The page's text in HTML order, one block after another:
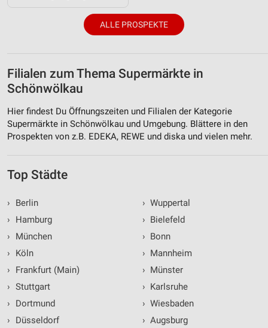
ALLE PROSPEKTE
Filialen zum Thema Supermärkte in
Schönwölkau
Hier findest Du Öffnungszeiten und Filialen der Kategorie
Supermärkte in Schönwölkau und Umgebung. Blättere in den
Prospekten von z.B. EDEKA, REWE und diska und vielen mehr.
Top Städte
›
Berlin
›
Hamburg
›
München
›
Köln
›
Frankfurt (Main)
› Stuttgart
›
Dortmund
›
Düsseldorf
› Wuppertal
› Bielefeld
› Bonn
› Mannheim
› Münster
› Karlsruhe
› Wiesbaden
› Augsburg